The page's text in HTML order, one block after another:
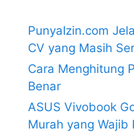
PunyaIzin.com
CV yang Masih
Cara Menghitung
Benar
ASUS Vivobook
Murah yang Wajib